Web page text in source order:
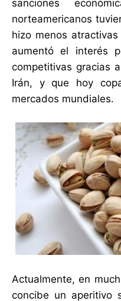
sanciones
norteamericanos
hizo menos
aumentó el interés
competitivas gracias
Irán, y que hoy
mercados mundiales.
Actualmente, en
concibe un aperitivo